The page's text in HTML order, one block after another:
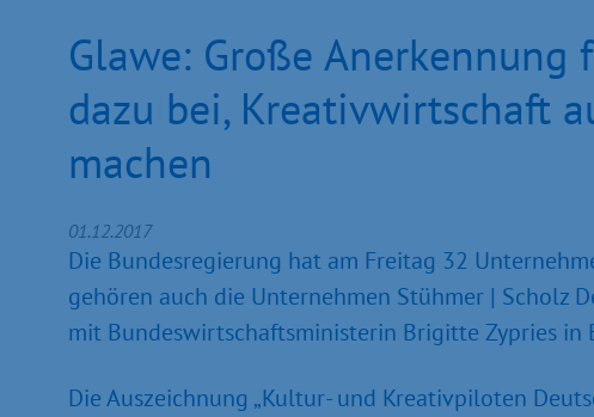
Glawe: Große
dazu bei, Kreativwirtschaft
machen
01.12.2017
Die Bundesregierung hat am Freitag 32
gehören auch die Unternehmen Stühmer | Scholz
mit Bundeswirtschaftsministerin Brigitte Zypries in
Die Auszeichnung „Kultur- und Kreativpiloten